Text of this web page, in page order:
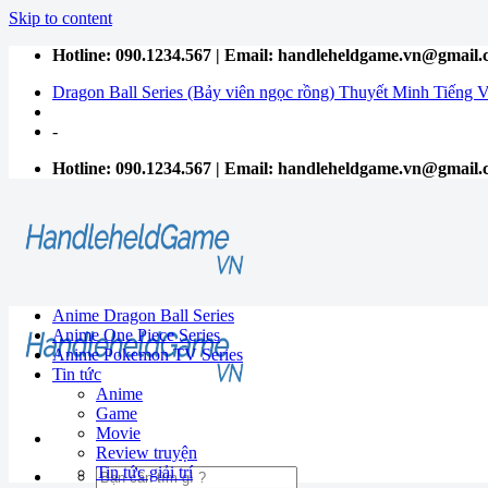
Skip to content
Hotline: 090.1234.567 | Email:
Dragon Ball Series (Bảy viên ngọc rồng) Thuyết Minh Tiếng
-
Hotline: 090.1234.567 | Email:
Anime Dragon Ball Series
Anime One Piece Series
Anime Pokemon TV Series
Tin tức
Anime
Game
Movie
Review truyện
Tin tức giải trí